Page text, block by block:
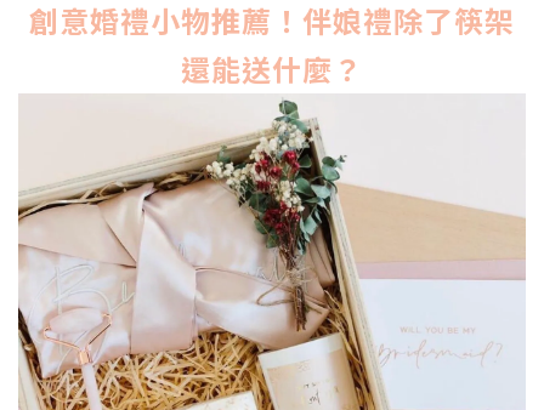
創意婚禮小物推薦！伴娘禮除了筷架
還能送什麼？